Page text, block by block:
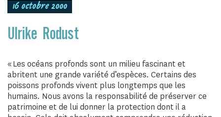
16 octobre 2000
Ulrike Rodust
« Les océans profonds sont un milieu fascinant et
abritent une grande variété d’espèces. Certains des
poissons profonds vivent plus longtemps que les
humains. Nous avons la responsabilité de préserver ce
patrimoine et de lui donner la protection dont il a